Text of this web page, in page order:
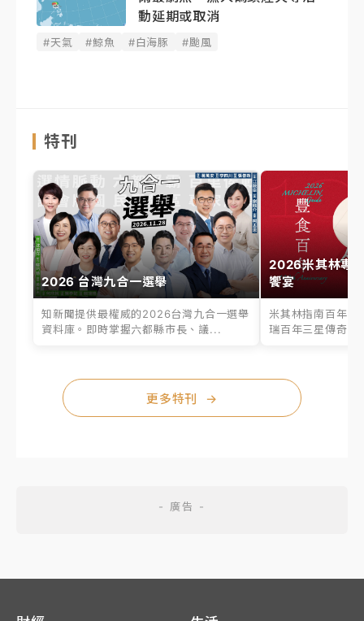
動延期或取消
#天氣 #鯨魚 #白海豚 #颱風
特刊
2026 台灣九合一選舉
知新聞提供最權威的2026台灣九合一選舉
資料庫。即時掌握六都縣市長、議...
2026米其林專
饗宴
米其林指南百年之
瑞百年三星傳奇、
更多特刊 →